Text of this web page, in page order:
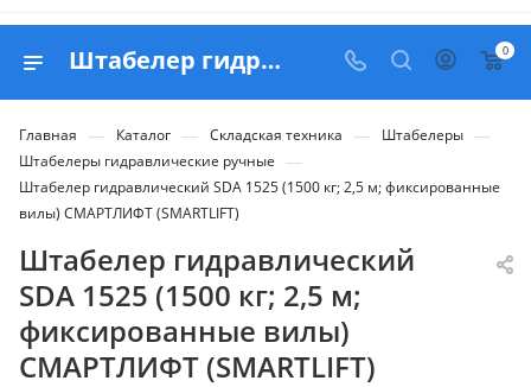
Штабелер гидравлический SDA 1525 (1500 кг; 2,5 м; фиксированные вилы) СМАРТЛИФТ (SMARTLIFT) - купить в Belapex 0
Главная — Каталог — Складская техника — Штабелеры —
Штабелеры гидравлические ручные —
Штабелер гидравлический SDA 1525 (1500 кг; 2,5 м; фиксированные
вилы) СМАРТЛИФТ (SMARTLIFT)
Штабелер гидравлический
SDA 1525 (1500 кг; 2,5 м;
фиксированные вилы)
СМАРТЛИФТ (SMARTLIFT)